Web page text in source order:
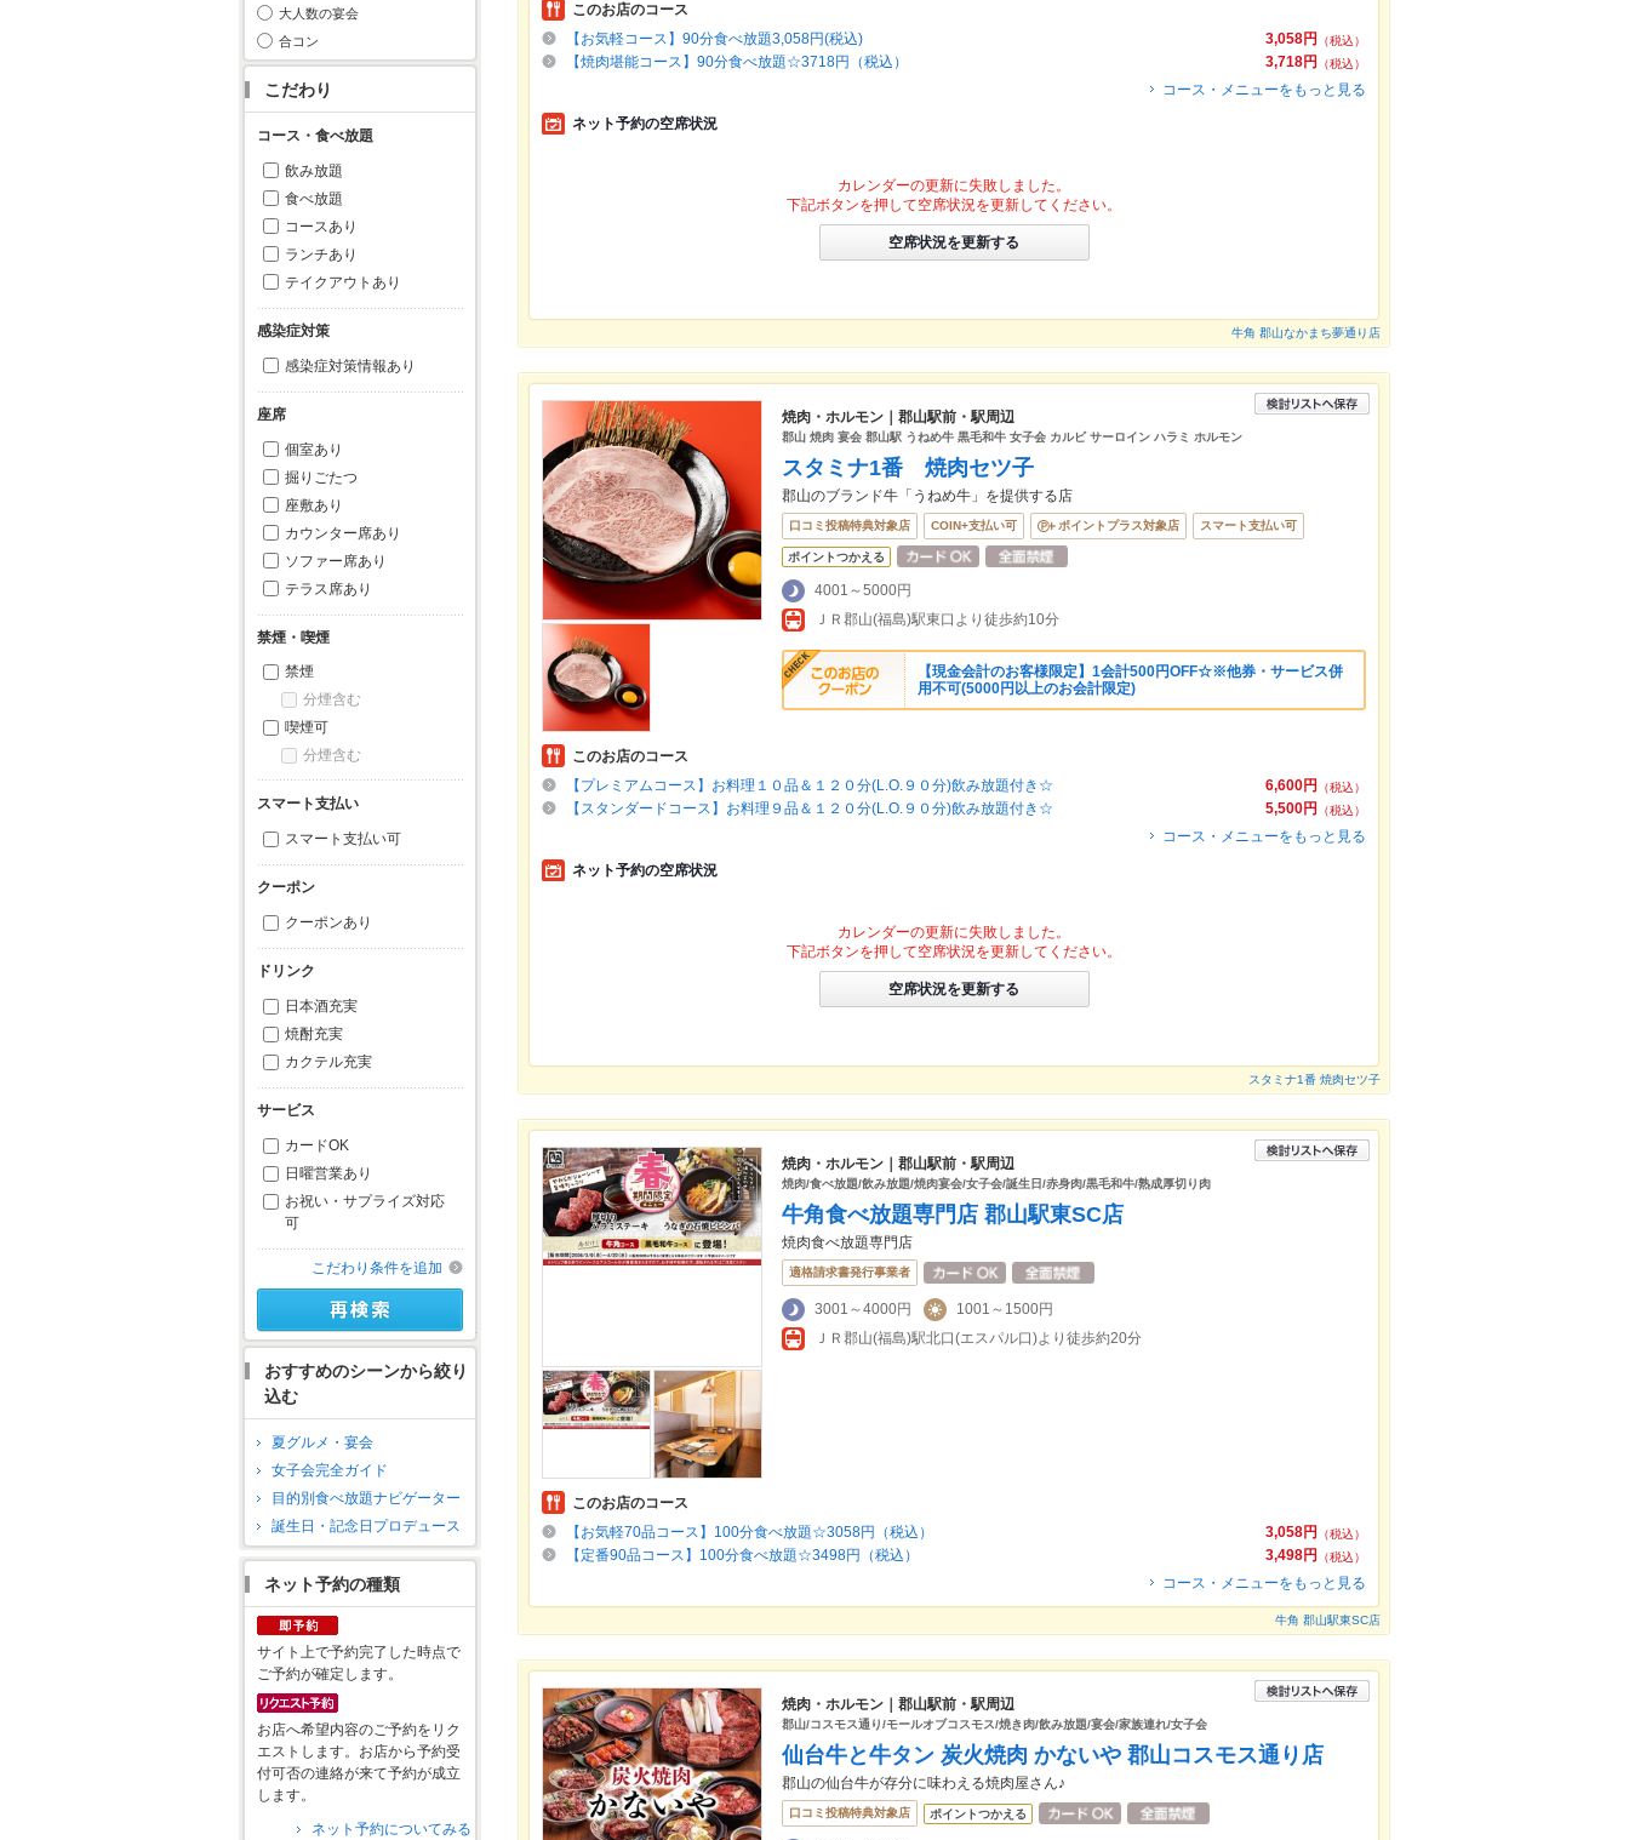
大人数の宴会
合コン
こだわり
コース・食べ放題
飲み放題
食べ放題
コースあり
ランチあり
テイクアウトあり
感染症対策
感染症対策情報あり
座席
個室あり
掘りごたつ
座敷あり
カウンター席あり
ソファー席あり
テラス席あり
禁煙・喫煙
禁煙
分煙含む
喫煙可
分煙含む
スマート支払い
スマート支払い可
クーポン
クーポンあり
ドリンク
日本酒充実
焼酎充実
カクテル充実
サービス
カードOK
日曜営業あり
お祝い・サプライズ対応
可
こだわり条件を追加
おすすめのシーンから絞り
込む
夏グルメ・宴会
女子会完全ガイド
目的別食べ放題ナビゲーター
誕生日・記念日プロデュース
ネット予約の種類
サイト上で予約完了した時点で
ご予約が確定します。
お店へ希望内容のご予約をリク
エストします。お店から予約受
付可否の連絡が来て予約が成立
します。
ネット予約についてみる
このお店のコース
3,058円
（税込）
【お気軽コース】90分食べ放題3,058円(税込)
3,718円
（税込）
【焼肉堪能コース】90分食べ放題☆3718円（税込）
コース・メニューをもっと見る
ネット予約の空席状況
カレンダーの更新に失敗しました。
下記ボタンを押して空席状況を更新してください。
空席状況を更新する
牛角 郡山なかまち夢通り店
焼肉・ホルモン｜郡山駅前・駅周辺
郡山 焼肉 宴会 郡山駅 うねめ牛 黒毛和牛 女子会 カルビ サーロイン ハラミ ホルモン
スタミナ1番 焼肉セツ子
郡山のブランド牛「うねめ牛」を提供する店
口コミ投稿特典対象店 COIN+支払い可 ポイントプラス対象店 スマート支払い可
ポイントつかえる
4001～5000円
ＪＲ郡山(福島)駅東口より徒歩約10分
【現金会計のお客様限定】1会計500円OFF☆※他券・サービス併
用不可(5000円以上のお会計限定)
このお店のコース
6,600円
（税込）
【プレミアムコース】お料理１０品＆１２０分(L.O.９０分)飲み放題付き☆
5,500円
（税込）
【スタンダードコース】お料理９品＆１２０分(L.O.９０分)飲み放題付き☆
コース・メニューをもっと見る
ネット予約の空席状況
カレンダーの更新に失敗しました。
下記ボタンを押して空席状況を更新してください。
空席状況を更新する
スタミナ1番 焼肉セツ子
焼肉・ホルモン｜郡山駅前・駅周辺
焼肉/食べ放題/飲み放題/焼肉宴会/女子会/誕生日/赤身肉/黒毛和牛/熟成厚切り肉
牛角食べ放題専門店 郡山駅東SC店
焼肉食べ放題専門店
適格請求書発行事業者
3001～4000円
1001～1500円
ＪＲ郡山(福島)駅北口(エスパル口)より徒歩約20分
このお店のコース
3,058円
（税込）
【お気軽70品コース】100分食べ放題☆3058円（税込）
3,498円
（税込）
【定番90品コース】100分食べ放題☆3498円（税込）
コース・メニューをもっと見る
牛角 郡山駅東SC店
焼肉・ホルモン｜郡山駅前・駅周辺
郡山/コスモス通り/モールオブコスモス/焼き肉/飲み放題/宴会/家族連れ/女子会
仙台牛と牛タン 炭火焼肉 かないや 郡山コスモス通り店
郡山の仙台牛が存分に味わえる焼肉屋さん♪
口コミ投稿特典対象店 ポイントつかえる